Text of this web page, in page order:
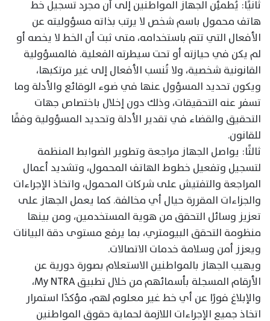
ثانيًا: يُطمئِن الجهاز المواطنين إلى أن مجرد تسجيل خط
هاتف محمول باسم شخص لا يرتب بذاته مسؤوليته عن
الأفعال التي تتم باستخدامه، متى ثبت أن الخط لا يخصه أو
لم يكن في حيازته أو تحت سيطرته الفعلية. فالمسؤولية
القانونية شخصية، ولا تُنسب الأفعال إلى غير مرتكبها،
ويكون تحديد المسؤول عنها في ضوء الوقائع والأدلة وما
تسفر عنه التحقيقات، وذلك دون إخلال باختصاص جهات
التحقيق والقضاء في تقدير الأدلة وتحديد المسؤولية وفقًا
للقانون.
ثالثًا: يواصل الجهاز مراجعة وتطوير الضوابط المنظمة
لتسجيل وتفعيل خطوط الهاتف المحمول، وتشديد أعمال
المراجعة والتفتيش على شركات المحمول، واتخاذ الإجراءات
والجزاءات المقررة حيال أي مخالفة. كما يعمل الجهاز على
تعزيز وسائل التحقق من هوية المستخدمين، ومن بينها
منظومة التحقق البيومتري، بما يرفع مستوى دقة البيانات
ويعزز أمن وسلامة خدمات الاتصالات.
ويهيب الجهاز بالمواطنين الاستعلام بصورة دورية عن
الأرقام المسجلة بأسمائهم من خلال تطبيق My NTRA،
والإبلاغ فورًا عن أي خط غير معلوم لهم، مؤكدًا استمرار
اتخاذ جميع الإجراءات اللازمة لحماية حقوق المواطنين